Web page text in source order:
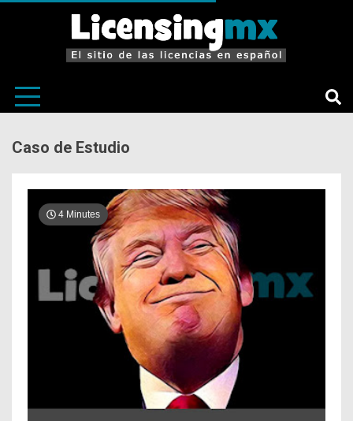
Caso de Estudio
4 Minutes